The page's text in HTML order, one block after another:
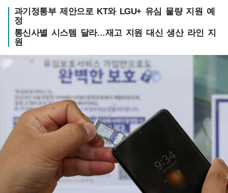
과기정통부 제안으로 KT와 LGU+ 유심 물량 지원 예
정
통신사별 시스템 달라…재고 지원 대신 생산 라인 지
원